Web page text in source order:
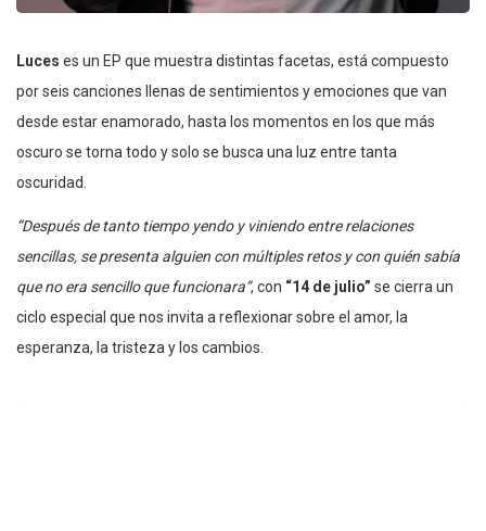
Luces es un EP que muestra distintas facetas, está compuesto
por seis canciones llenas de sentimientos y emociones que van
desde estar enamorado, hasta los momentos en los que más
oscuro se torna todo y solo se busca una luz entre tanta
oscuridad.
“Después de tanto tiempo yendo y viniendo entre relaciones
sencillas, se presenta alguien con múltiples retos y con quién sabía
que no era sencillo que funcionara”, con “14 de julio” se cierra un
ciclo especial que nos invita a reflexionar sobre el amor, la
esperanza, la tristeza y los cambios.